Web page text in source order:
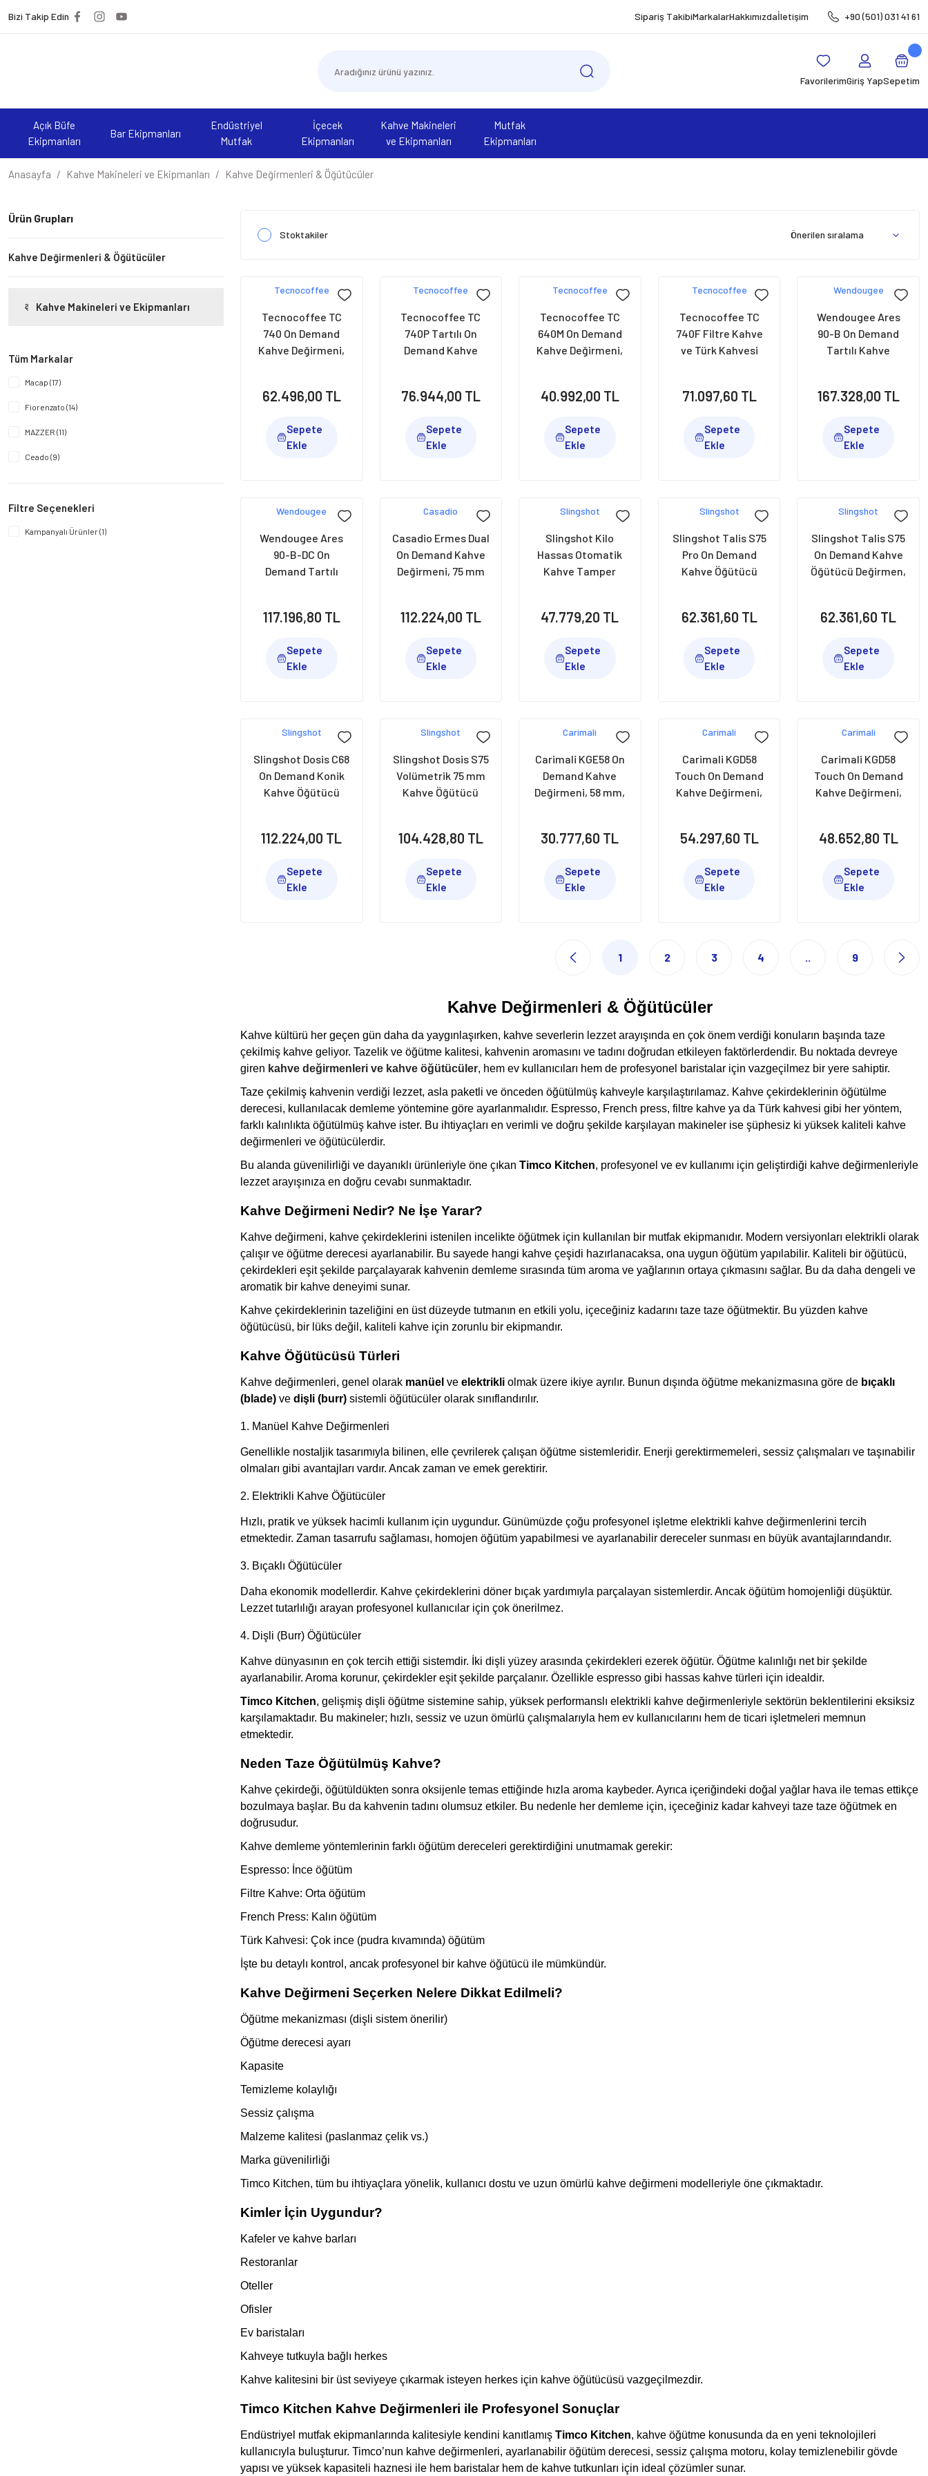
Bizi Takip Edin Sipariş TakibiMarkalarHakkımızdaİletişim +90 (501) 031 41 61
FavorilerimGiriş YapSepetim
Açık Büfe
Ekipmanları
Bar Ekipmanları
Endüstriyel
Mutfak
İçecek
Ekipmanları
Kahve Makineleri
ve Ekipmanları
Mutfak
Ekipmanları
Anasayfa Kahve Makineleri ve Ekipmanları Kahve Değirmenleri & Öğütücüler
Ürün Grupları
Kahve Değirmenleri & Öğütücüler
Kahve Makineleri ve Ekipmanları
Tüm Markalar
Macap (17)
Fiorenzato (14)
MAZZER (11)
Ceado (9)
Mahlkönig (7)
DİTTİNG (6)
Filtre Seçenekleri
Kampanyalı Ürünler (1)
Stoktakiler
Tecnocoffee
Tecnocoffee TC
740 On Demand
Kahve Değirmeni,
62.496,00 TL
Sepete
Ekle
Tecnocoffee
Tecnocoffee TC
740P Tartılı On
Demand Kahve
76.944,00 TL
Sepete
Ekle
Tecnocoffee
Tecnocoffee TC
640M On Demand
Kahve Değirmeni,
40.992,00 TL
Sepete
Ekle
Tecnocoffee
Tecnocoffee TC
740F Filtre Kahve
ve Türk Kahvesi
71.097,60 TL
Sepete
Ekle
Wendougee
Wendougee Ares
90-B On Demand
Tartılı Kahve
167.328,00 TL
Sepete
Ekle
Wendougee
Wendougee Ares
90-B-DC On
Demand Tartılı
117.196,80 TL
Sepete
Ekle
Casadio
Casadio Ermes Dual
On Demand Kahve
Değirmeni, 75 mm
112.224,00 TL
Sepete
Ekle
Slingshot
Slingshot Kilo
Hassas Otomatik
Kahve Tamper
47.779,20 TL
Sepete
Ekle
Slingshot
Slingshot Talis S75
Pro On Demand
Kahve Öğütücü
62.361,60 TL
Sepete
Ekle
Slingshot
Slingshot Talis S75
On Demand Kahve
Öğütücü Değirmen,
62.361,60 TL
Sepete
Ekle
Slingshot
Slingshot Dosis C68
On Demand Konik
Kahve Öğütücü
112.224,00 TL
Sepete
Ekle
Slingshot
Slingshot Dosis S75
Volümetrik 75 mm
Kahve Öğütücü
104.428,80 TL
Sepete
Ekle
Carimali
Carimali KGE58 On
Demand Kahve
Değirmeni, 58 mm,
30.777,60 TL
Sepete
Ekle
Carimali
Carimali KGD58
Touch On Demand
Kahve Değirmeni,
54.297,60 TL
Sepete
Ekle
Carimali
Carimali KGD58
Touch On Demand
Kahve Değirmeni,
48.652,80 TL
Sepete
Ekle
1 2 3 4 .. 9
Kahve Değirmenleri & Öğütücüler
Kahve kültürü her geçen gün daha da yaygınlaşırken, kahve severlerin lezzet arayışında en çok önem verdiği konuların başında taze
çekilmiş kahve geliyor. Tazelik ve öğütme kalitesi, kahvenin aromasını ve tadını doğrudan etkileyen faktörlerdendir. Bu noktada devreye
giren kahve değirmenleri ve kahve öğütücüler, hem ev kullanıcıları hem de profesyonel baristalar için vazgeçilmez bir yere sahiptir.
Taze çekilmiş kahvenin verdiği lezzet, asla paketli ve önceden öğütülmüş kahveyle karşılaştırılamaz. Kahve çekirdeklerinin öğütülme
derecesi, kullanılacak demleme yöntemine göre ayarlanmalıdır. Espresso, French press, filtre kahve ya da Türk kahvesi gibi her yöntem,
farklı kalınlıkta öğütülmüş kahve ister. Bu ihtiyaçları en verimli ve doğru şekilde karşılayan makineler ise şüphesiz ki yüksek kaliteli kahve
değirmenleri ve öğütücülerdir.
Bu alanda güvenilirliği ve dayanıklı ürünleriyle öne çıkan Timco Kitchen, profesyonel ve ev kullanımı için geliştirdiği kahve değirmenleriyle
lezzet arayışınıza en doğru cevabı sunmaktadır.
Kahve Değirmeni Nedir? Ne İşe Yarar?
Kahve değirmeni, kahve çekirdeklerini istenilen incelikte öğütmek için kullanılan bir mutfak ekipmanıdır. Modern versiyonları elektrikli olarak
çalışır ve öğütme derecesi ayarlanabilir. Bu sayede hangi kahve çeşidi hazırlanacaksa, ona uygun öğütüm yapılabilir. Kaliteli bir öğütücü,
çekirdekleri eşit şekilde parçalayarak kahvenin demleme sırasında tüm aroma ve yağlarının ortaya çıkmasını sağlar. Bu da daha dengeli ve
aromatik bir kahve deneyimi sunar.
Kahve çekirdeklerinin tazeliğini en üst düzeyde tutmanın en etkili yolu, içeceğiniz kadarını taze taze öğütmektir. Bu yüzden kahve
öğütücüsü, bir lüks değil, kaliteli kahve için zorunlu bir ekipmandır.
Kahve Öğütücüsü Türleri
Kahve değirmenleri, genel olarak manüel ve elektrikli olmak üzere ikiye ayrılır. Bunun dışında öğütme mekanizmasına göre de bıçaklı
(blade) ve dişli (burr) sistemli öğütücüler olarak sınıflandırılır.
1. Manüel Kahve Değirmenleri
Genellikle nostaljik tasarımıyla bilinen, elle çevrilerek çalışan öğütme sistemleridir. Enerji gerektirmemeleri, sessiz çalışmaları ve taşınabilir
olmaları gibi avantajları vardır. Ancak zaman ve emek gerektirir.
2. Elektrikli Kahve Öğütücüler
Hızlı, pratik ve yüksek hacimli kullanım için uygundur. Günümüzde çoğu profesyonel işletme elektrikli kahve değirmenlerini tercih
etmektedir. Zaman tasarrufu sağlaması, homojen öğütüm yapabilmesi ve ayarlanabilir dereceler sunması en büyük avantajlarındandır.
3. Bıçaklı Öğütücüler
Daha ekonomik modellerdir. Kahve çekirdeklerini döner bıçak yardımıyla parçalayan sistemlerdir. Ancak öğütüm homojenliği düşüktür.
Lezzet tutarlılığı arayan profesyonel kullanıcılar için çok önerilmez.
4. Dişli (Burr) Öğütücüler
Kahve dünyasının en çok tercih ettiği sistemdir. İki dişli yüzey arasında çekirdekleri ezerek öğütür. Öğütme kalınlığı net bir şekilde
ayarlanabilir. Aroma korunur, çekirdekler eşit şekilde parçalanır. Özellikle espresso gibi hassas kahve türleri için idealdir.
Timco Kitchen, gelişmiş dişli öğütme sistemine sahip, yüksek performanslı elektrikli kahve değirmenleriyle sektörün beklentilerini eksiksiz
karşılamaktadır. Bu makineler; hızlı, sessiz ve uzun ömürlü çalışmalarıyla hem ev kullanıcılarını hem de ticari işletmeleri memnun
etmektedir.
Neden Taze Öğütülmüş Kahve?
Kahve çekirdeği, öğütüldükten sonra oksijenle temas ettiğinde hızla aroma kaybeder. Ayrıca içeriğindeki doğal yağlar hava ile temas ettikçe
bozulmaya başlar. Bu da kahvenin tadını olumsuz etkiler. Bu nedenle her demleme için, içeceğiniz kadar kahveyi taze taze öğütmek en
doğrusudur.
Kahve demleme yöntemlerinin farklı öğütüm dereceleri gerektirdiğini unutmamak gerekir:
Espresso: İnce öğütüm
Filtre Kahve: Orta öğütüm
French Press: Kalın öğütüm
Türk Kahvesi: Çok ince (pudra kıvamında) öğütüm
İşte bu detaylı kontrol, ancak profesyonel bir kahve öğütücü ile mümkündür.
Kahve Değirmeni Seçerken Nelere Dikkat Edilmeli?
Öğütme mekanizması (dişli sistem önerilir)
Öğütme derecesi ayarı
Kapasite
Temizleme kolaylığı
Sessiz çalışma
Malzeme kalitesi (paslanmaz çelik vs.)
Marka güvenilirliği
Timco Kitchen, tüm bu ihtiyaçlara yönelik, kullanıcı dostu ve uzun ömürlü kahve değirmeni modelleriyle öne çıkmaktadır.
Kimler İçin Uygundur?
Kafeler ve kahve barları
Restoranlar
Oteller
Ofisler
Ev baristaları
Kahveye tutkuyla bağlı herkes
Kahve kalitesini bir üst seviyeye çıkarmak isteyen herkes için kahve öğütücüsü vazgeçilmezdir.
Timco Kitchen Kahve Değirmenleri ile Profesyonel Sonuçlar
Endüstriyel mutfak ekipmanlarında kalitesiyle kendini kanıtlamış Timco Kitchen, kahve öğütme konusunda da en yeni teknolojileri
kullanıcıyla buluşturur. Timco’nun kahve değirmenleri, ayarlanabilir öğütüm derecesi, sessiz çalışma motoru, kolay temizlenebilir gövde
yapısı ve yüksek kapasiteli haznesi ile hem baristalar hem de kahve tutkunları için ideal çözümler sunar.